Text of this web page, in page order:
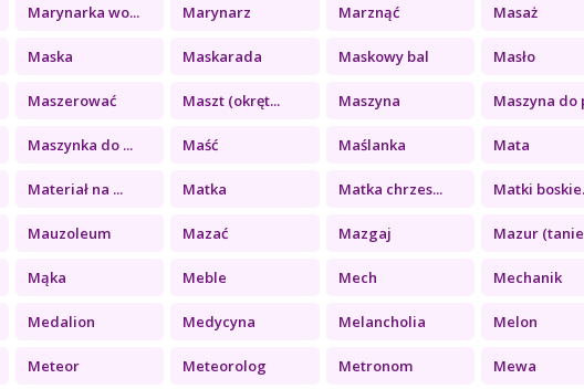
Marynarka wo... Marynarz Marznąć Masaż
Maska Maskarada Maskowy bal Masło
Maszerować Maszt (okręt... Maszyna Maszyna do
Maszynka do ... Maść Maślanka Mata
Materiał na ... Matka Matka chrzes... Matki
Mauzoleum Mazać Mazgaj Mazur
Mąka Meble Mech Mechanik
Medalion Medycyna Melancholia Melon
Meteor Meteorolog Metronom Mewa